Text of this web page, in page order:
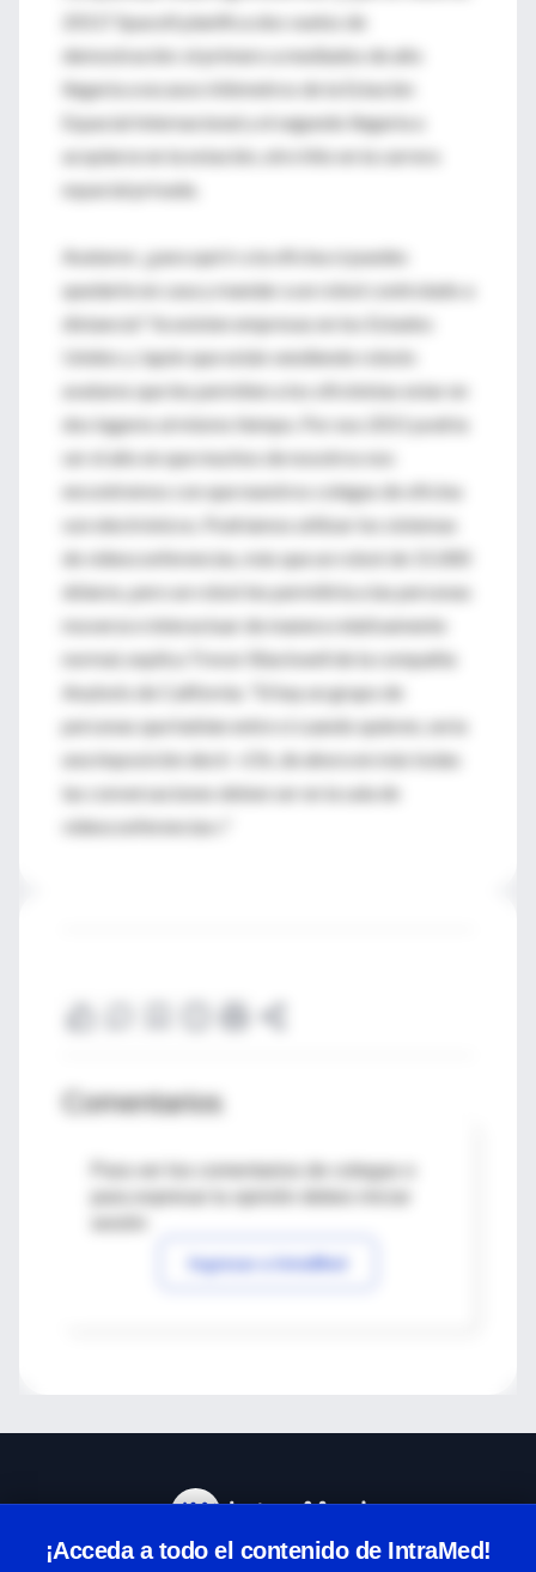
2011? SpaceX planifica dos vuelos de
demostración: el primero a mediados de año
llegaría a escasos kilómetros de la Estación
Espacial Internacional y el segundo llegaría a
acoplarse en la estación, otro hito en la carrera
espacial privada.
Avatares: ¿para qué ir a la oficina si puedes
quedarte en casa y mandar a un robot controlado a
distancia? Ya existen empresas en los Estados
Unidos y Japón que están vendiendo robots
avatares que les permiten a los oficinistas estar en
dos lugares al mismo tiempo. Por eso 2011 podría
ser el año en que muchos de nosotros nos
encontremos con que nuestros colegas de oficina
son electrónicos. Podríamos utilizar los sistemas
de videoconferencias, más que un robot de 15.000
dólares, pero un robot les permitiría a las personas
moverse e interactuar de manera relativamente
normal, explica Trevor Blackwell de la compañía
Anybots de California. "Si hay un grupo de
personas que hablan entre sí cuando quieren, sería
una imposición decir: «Ok, de ahora en más todas
las conversaciones deben ser en la sala de
videoconferencias»."
Comentarios
Para ver los comentarios de colegas o
Ingresar a IntraMed
¡Acceda a todo el contenido de IntraMed!